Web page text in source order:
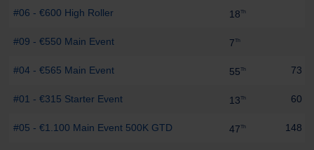
#06 - €600 High Roller 18Th
#09 - €550 Main Event 7Th
#04 - €565 Main Event 55Th 73
#01 - €315 Starter Event 13Th 60
#05 - €1.100 Main Event 500K GTD 47Th 148